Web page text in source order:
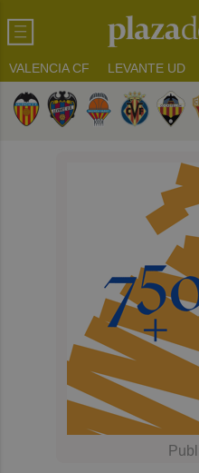
VALENCIA CF LEVANTE UD